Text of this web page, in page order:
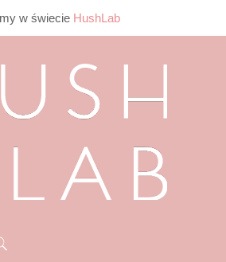
w świecie HushLab